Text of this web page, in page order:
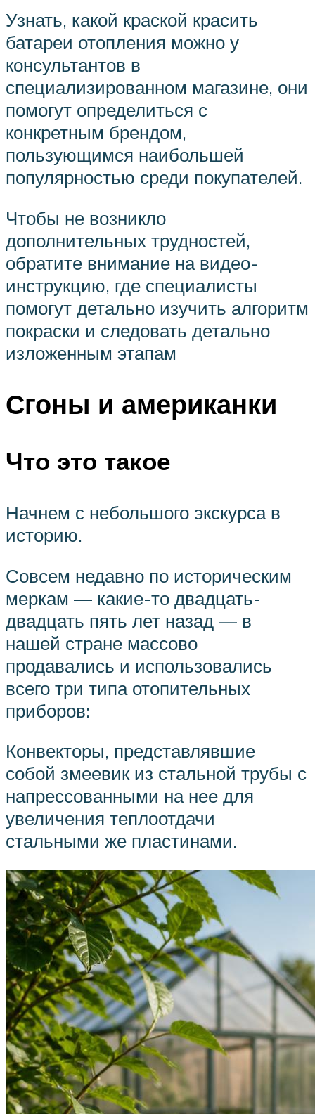
Узнать, какой краской красить
батареи отопления можно у
консультантов в
специализированном магазине, они
помогут определиться с
конкретным брендом,
пользующимся наибольшей
популярностью среди покупателей.
Чтобы не возникло
дополнительных трудностей,
обратите внимание на видео-
инструкцию, где специалисты
помогут детально изучить алгоритм
покраски и следовать детально
изложенным этапам
Сгоны и американки
Что это такое
Начнем с небольшого экскурса в
историю.
Совсем недавно по историческим
меркам — какие-то двадцать-
двадцать пять лет назад — в
нашей стране массово
продавались и использовались
всего три типа отопительных
приборов:
Конвекторы, представлявшие
собой змеевик из стальной трубы с
напрессованными на нее для
увеличения теплоотдачи
стальными же пластинами.